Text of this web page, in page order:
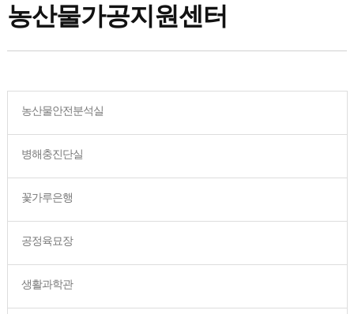
농산물가공지원센터
농산물안전분석실
병해충진단실
꽃가루은행
공정육묘장
생활과학관